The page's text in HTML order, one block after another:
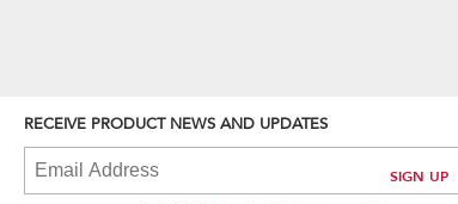
RECEIVE PRODUCT NEWS AND UPDATES